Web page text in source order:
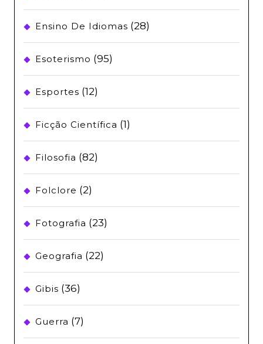
Ensino De Idiomas (28)
Esoterismo (95)
Esportes (12)
Ficção Científica (1)
Filosofia (82)
Folclore (2)
Fotografia (23)
Geografia (22)
Gibis (36)
Guerra (7)